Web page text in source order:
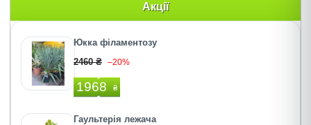
Акції
Юкка філаментозу
2460 ₴ –20%
1968 ₴
Гаультерія лежача